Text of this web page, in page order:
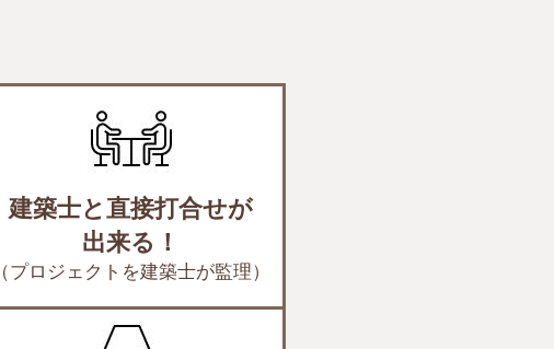
建築士と直接打合せが
出来る！
（プロジェクトを建築士が監理）